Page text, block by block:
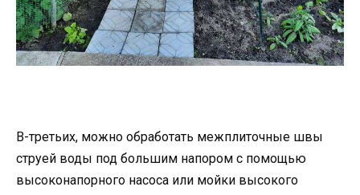
В-третьих, можно обработать межплиточные швы
струей воды под большим напором с помощью
высоконапорного насоса или мойки высокого